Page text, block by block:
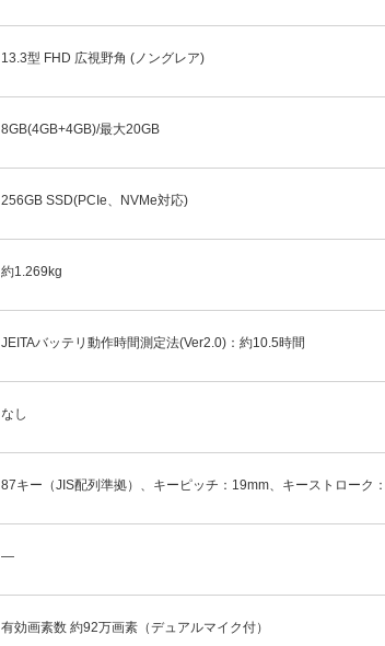
13.3型 FHD 広視野角 (ノングレア)
8GB(4GB+4GB)/最大20GB
256GB SSD(PCIe、NVMe対応)
約1.269kg
JEITAバッテリ動作時間測定法(Ver2.0)：約10.5時間
なし
87キー（JIS配列準拠）、キーピッチ：19mm、キーストローク
―
有効画素数 約92万画素（デュアルマイク付）